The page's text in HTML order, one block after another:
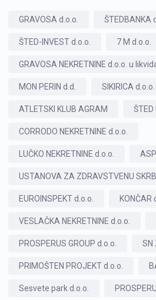
GRAVOSA d.o.o. ŠTEDBANKA
ŠTED-INVEST d.o.o. 7 M d.o.o.
GRAVOSA NEKRETNINE d.o.o. u
MON PERIN d.d. SIKIRICA d.o.o.
ATLETSKI KLUB AGRAM ŠTED
CORRODO NEKRETNINE d.o.o.
LUČKO NEKRETNINE d.o.o.
USTANOVA ZA ZDRAVSTVENU
EUROINSPEKT d.o.o. KONČAR
VESLAČKA NEKRETNINE d.o.o.
PROSPERUS GROUP d.o.o. SN
PRIMOŠTEN PROJEKT d.o.o.
Sesvete park d.o.o.